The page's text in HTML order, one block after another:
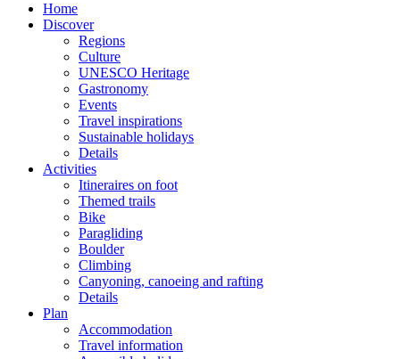
Home
Discover
Regions
Culture
UNESCO Heritage
Gastronomy
Events
Travel inspirations
Sustainable holidays
Details
Activities
Itineraires on foot
Themed trails
Bike
Paragliding
Boulder
Climbing
Canyoning, canoeing and rafting
Details
Plan
Accommodation
Travel information